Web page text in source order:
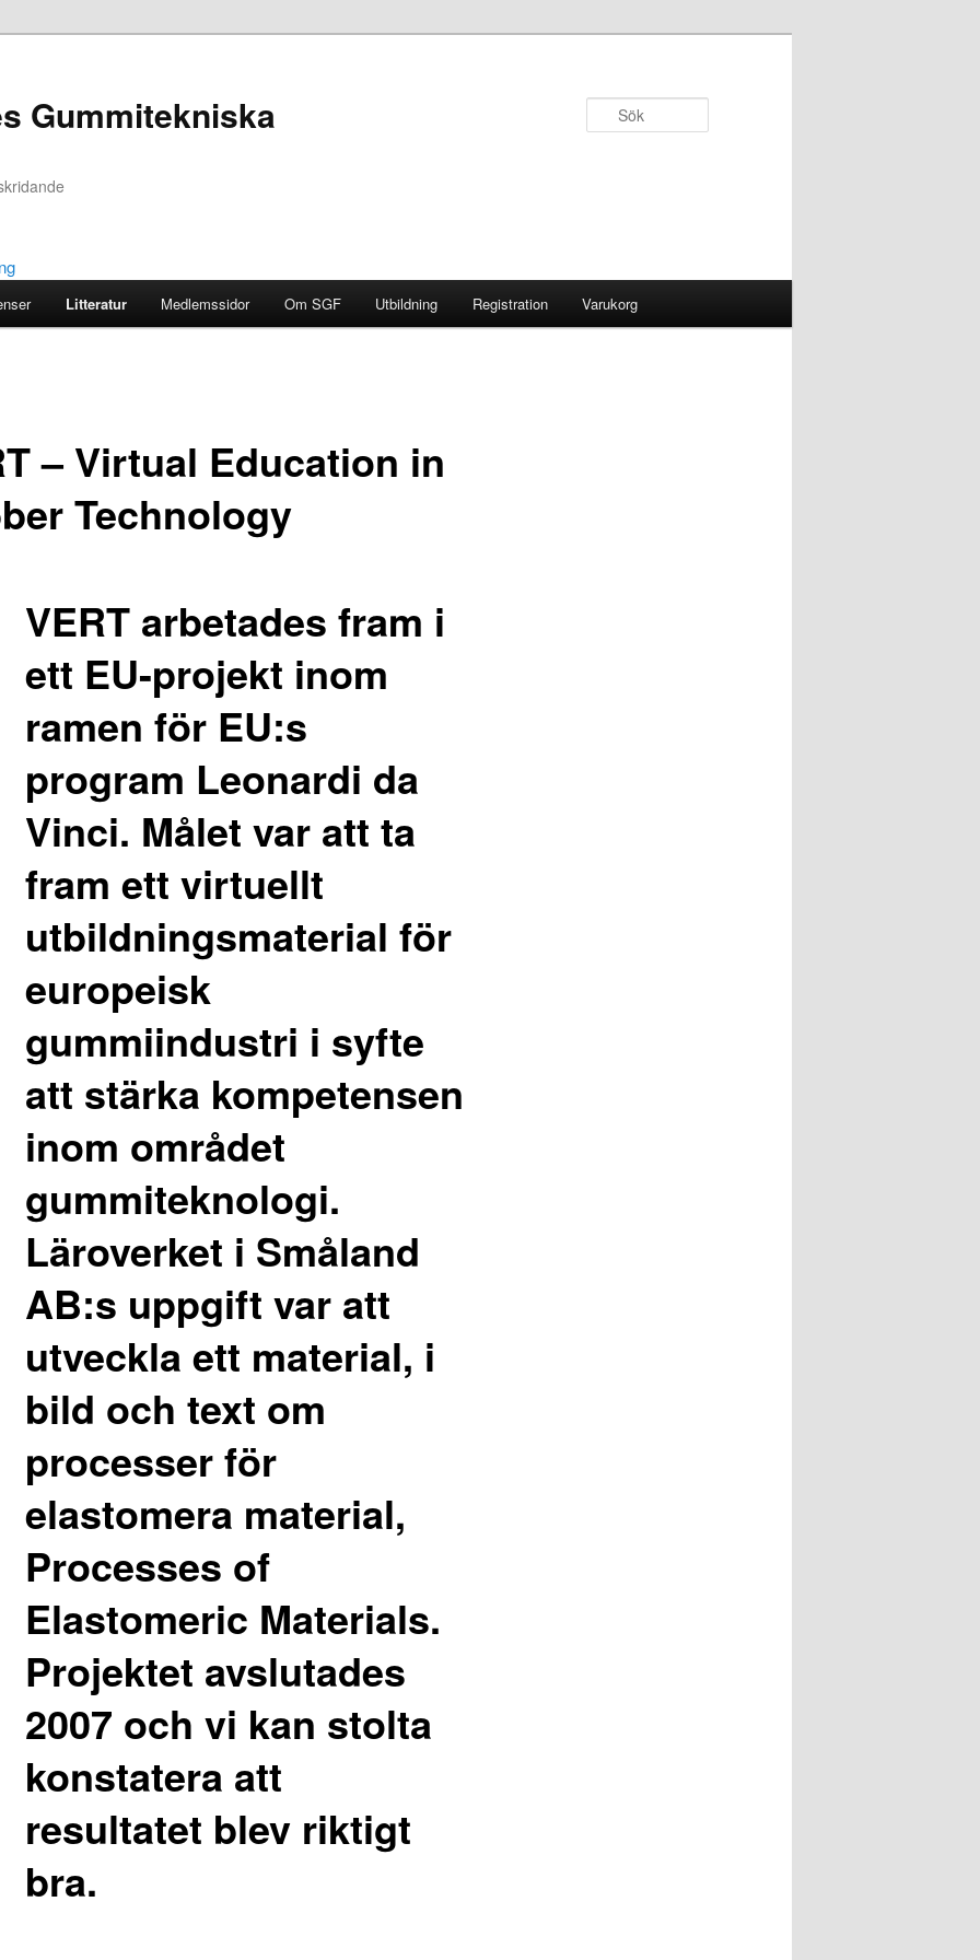
Gummitekniska
Litteratur Medlemssidor Om SGF Utbildning Registration Varukorg
– Virtual Education in
Technology
VERT arbetades fram i
ett EU-projekt inom
ramen för EU:s
program Leonardi da
Vinci. Målet var att ta
fram ett virtuellt
utbildningsmaterial för
europeisk
gummiindustri i syfte
att stärka kompetensen
inom området
gummiteknologi.
Läroverket i Småland
AB:s uppgift var att
utveckla ett material, i
bild och text om
processer för
elastomera material,
Processes of
Elastomeric Materials.
Projektet avslutades
2007 och vi kan stolta
konstatera att
resultatet blev riktigt
bra.